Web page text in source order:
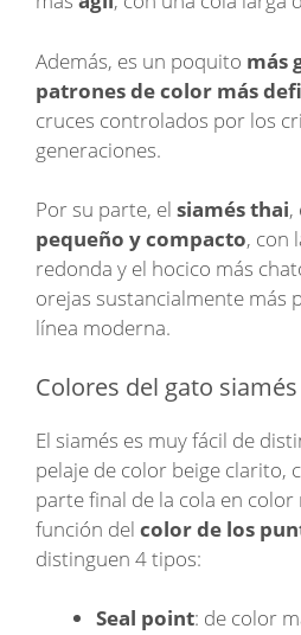
Además, es un poquito más
patrones de color más
cruces controlados por los
generaciones.
Por su parte, el siamés thai,
pequeño y compacto, con
redonda y el hocico más
orejas sustancialmente más
línea moderna.
Colores del gato siamés
El siamés es muy fácil de
pelaje de color beige clarito,
parte final de la cola en color
función del color de los
distinguen 4 tipos:
Seal point: de color